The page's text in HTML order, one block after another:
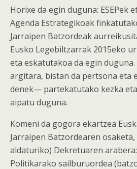
Horixe da egin duguna: ESEPek
Agenda Estrategikoak
Jarraipen Batzordeak
Eusko Legebiltzarrak 2015eko
eta eskatutakoa da egin
argitara, bistan da pertsona eta
denek— partekatutako kezka
aipatu duguna.
Komeni da gogora ekartzea
Jarraipen Batzordearen osaketa,
aldaturiko) Dekretuaren
Politikarako sailburuordea